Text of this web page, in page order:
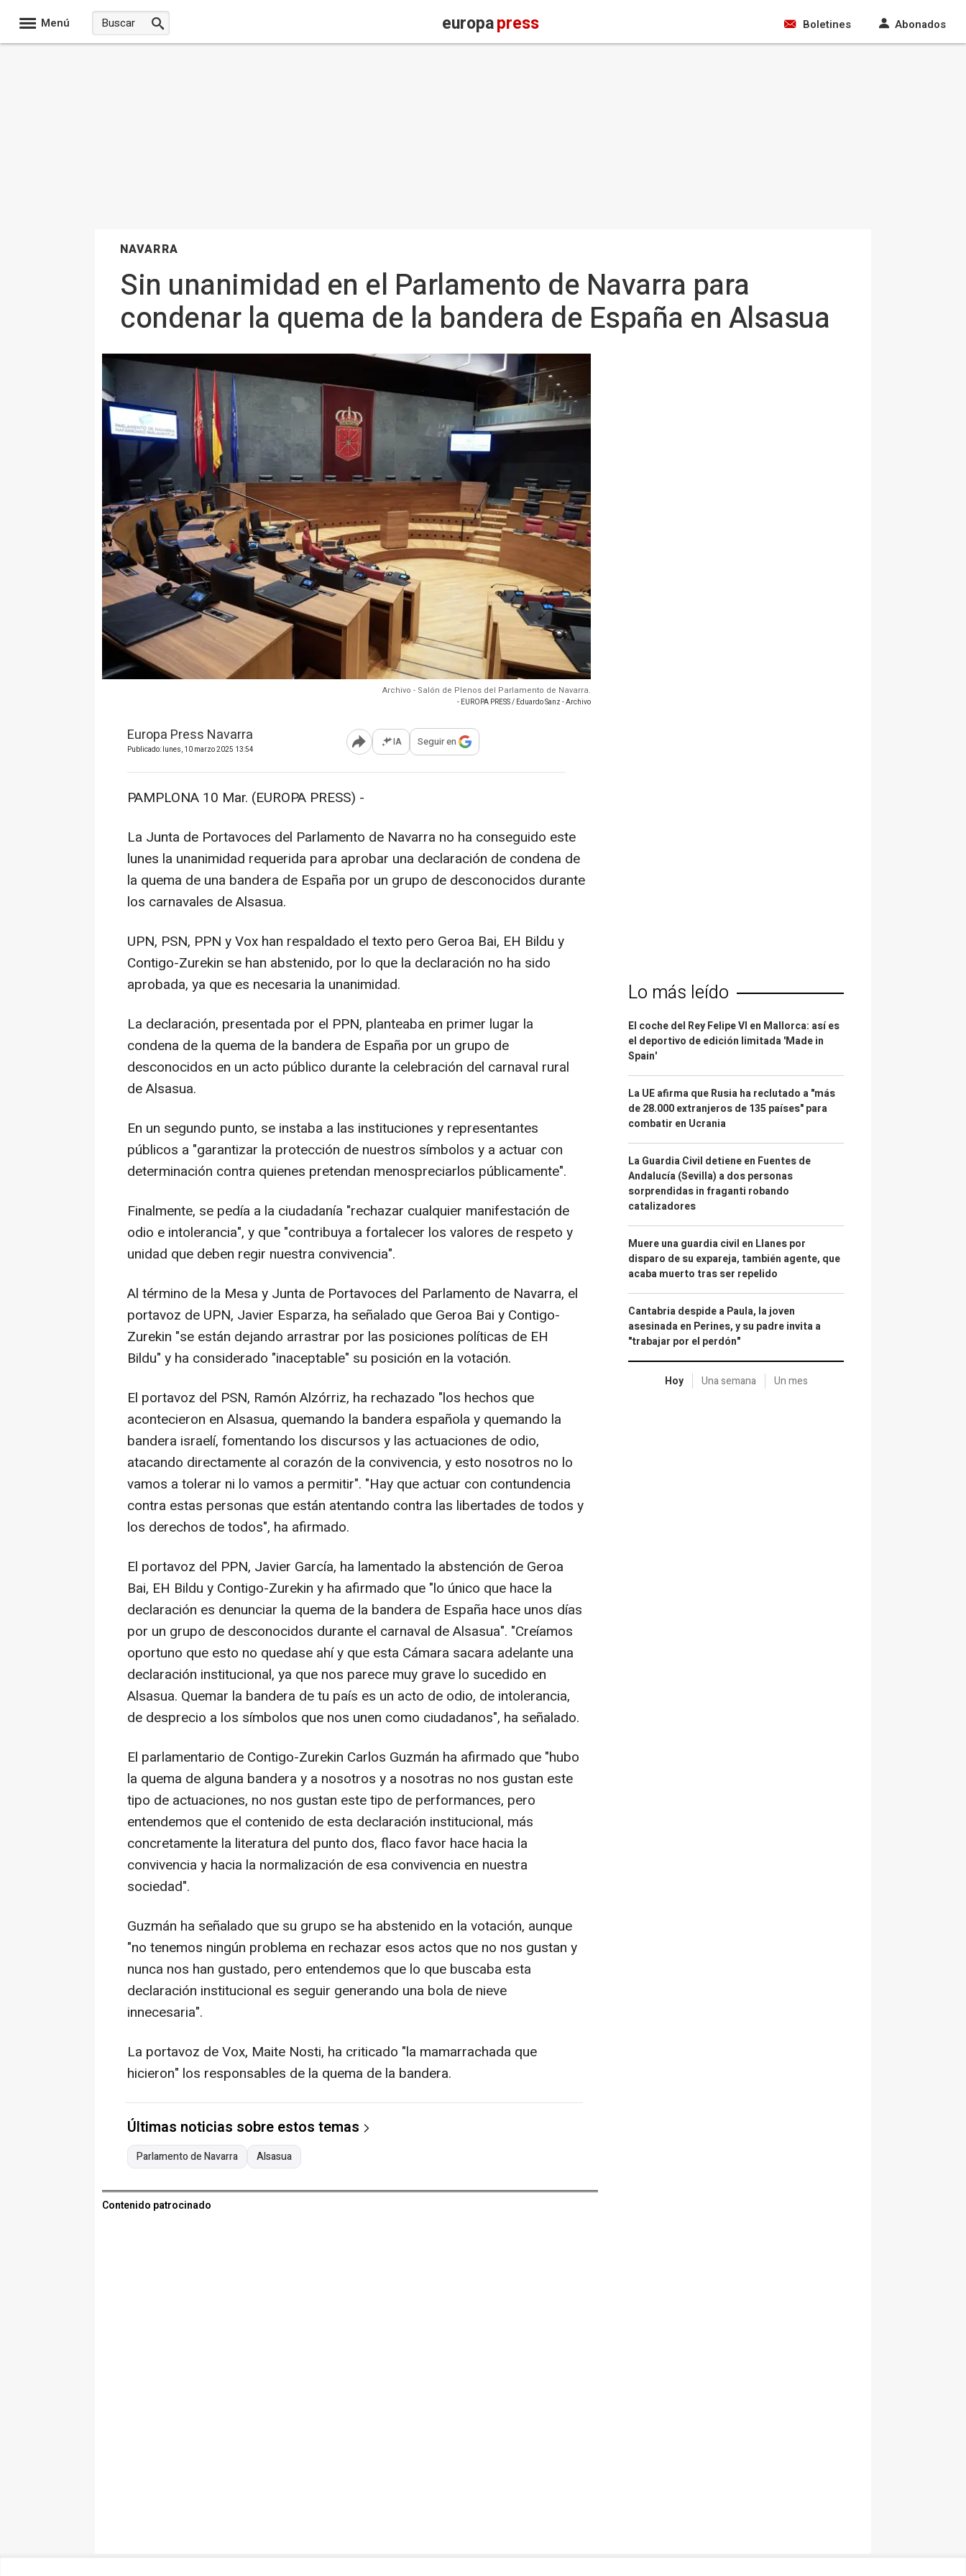
Menú europapress Boletines Abonados
NAVARRA
Sin unanimidad en el Parlamento de Navarra para
condenar la quema de la bandera de España en Alsasua
Archivo - Salón de Plenos del Parlamento de Navarra.
- EUROPA PRESS / Eduardo Sanz - Archivo
Europa Press Navarra
Publicado: lunes, 10 marzo 2025 13:54 Abrir opciones para compartir
IA Seguir en
PAMPLONA 10 Mar. (EUROPA PRESS) -
La Junta de Portavoces del Parlamento de Navarra no ha conseguido este
lunes la unanimidad requerida para aprobar una declaración de condena de
la quema de una bandera de España por un grupo de desconocidos durante
los carnavales de Alsasua.
UPN, PSN, PPN y Vox han respaldado el texto pero Geroa Bai, EH Bildu y
Contigo-Zurekin se han abstenido, por lo que la declaración no ha sido
aprobada, ya que es necesaria la unanimidad.
La declaración, presentada por el PPN, planteaba en primer lugar la
condena de la quema de la bandera de España por un grupo de
desconocidos en un acto público durante la celebración del carnaval rural
de Alsasua.
En un segundo punto, se instaba a las instituciones y representantes
públicos a "garantizar la protección de nuestros símbolos y a actuar con
determinación contra quienes pretendan menospreciarlos públicamente".
Finalmente, se pedía a la ciudadanía "rechazar cualquier manifestación de
odio e intolerancia", y que "contribuya a fortalecer los valores de respeto y
unidad que deben regir nuestra convivencia".
Al término de la Mesa y Junta de Portavoces del Parlamento de Navarra, el
portavoz de UPN, Javier Esparza, ha señalado que Geroa Bai y Contigo-
Zurekin "se están dejando arrastrar por las posiciones políticas de EH
Bildu" y ha considerado "inaceptable" su posición en la votación.
El portavoz del PSN, Ramón Alzórriz, ha rechazado "los hechos que
acontecieron en Alsasua, quemando la bandera española y quemando la
bandera israelí, fomentando los discursos y las actuaciones de odio,
atacando directamente al corazón de la convivencia, y esto nosotros no lo
vamos a tolerar ni lo vamos a permitir". "Hay que actuar con contundencia
contra estas personas que están atentando contra las libertades de todos y
los derechos de todos", ha afirmado.
El portavoz del PPN, Javier García, ha lamentado la abstención de Geroa
Bai, EH Bildu y Contigo-Zurekin y ha afirmado que "lo único que hace la
declaración es denunciar la quema de la bandera de España hace unos días
por un grupo de desconocidos durante el carnaval de Alsasua". "Creíamos
oportuno que esto no quedase ahí y que esta Cámara sacara adelante una
declaración institucional, ya que nos parece muy grave lo sucedido en
Alsasua. Quemar la bandera de tu país es un acto de odio, de intolerancia,
de desprecio a los símbolos que nos unen como ciudadanos", ha señalado.
El parlamentario de Contigo-Zurekin Carlos Guzmán ha afirmado que "hubo
la quema de alguna bandera y a nosotros y a nosotras no nos gustan este
tipo de actuaciones, no nos gustan este tipo de performances, pero
entendemos que el contenido de esta declaración institucional, más
concretamente la literatura del punto dos, flaco favor hace hacia la
convivencia y hacia la normalización de esa convivencia en nuestra
sociedad".
Guzmán ha señalado que su grupo se ha abstenido en la votación, aunque
"no tenemos ningún problema en rechazar esos actos que no nos gustan y
nunca nos han gustado, pero entendemos que lo que buscaba esta
declaración institucional es seguir generando una bola de nieve
innecesaria".
La portavoz de Vox, Maite Nosti, ha criticado "la mamarrachada que
hicieron" los responsables de la quema de la bandera.
Últimas noticias sobre estos temas
Parlamento de Navarra Alsasua
Contenido patrocinado
Lo más leído
El coche del Rey Felipe VI en Mallorca: así es
el deportivo de edición limitada 'Made in
Spain'
La UE afirma que Rusia ha reclutado a "más
de 28.000 extranjeros de 135 países" para
combatir en Ucrania
La Guardia Civil detiene en Fuentes de
Andalucía (Sevilla) a dos personas
sorprendidas in fraganti robando
catalizadores
Muere una guardia civil en Llanes por
disparo de su expareja, también agente, que
acaba muerto tras ser repelido
Cantabria despide a Paula, la joven
asesinada en Perines, y su padre invita a
"trabajar por el perdón"
Hoy Una semana Un mes